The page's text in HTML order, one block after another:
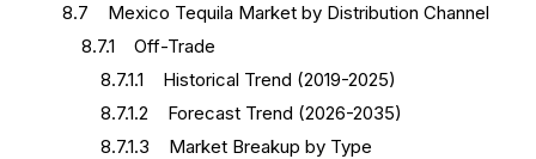
8.7 Mexico Tequila Market by Distribution Channel
8.7.1 Off-Trade
8.7.1.1 Historical Trend (2019-2025)
8.7.1.2 Forecast Trend (2026-2035)
8.7.1.3 Market Breakup by Type